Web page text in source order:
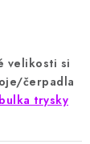
velikosti si
čerpadla
trysky